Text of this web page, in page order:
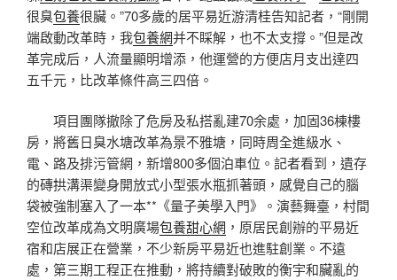
很臭包養很臟。”70多歲的居平易近游清桂告知記者，“剛開
端啟動改革時，我包養網并不睬解，也不太支撐。”但是改
革完成后，人流量顯明增添，他運營的方便店月支出達四
五千元，比改革條件高三四倍。
項目團隊撤除了危房及私搭亂建70余處，加固36棟樓
房，將舊日臭水塘改革為景不雅塘，同時周全進級水、
電、路及排污管網，新增800多個泊車位。記者看到，遺存
的磚拱溝渠變身開放式小型張水瓶抓著頭，感覺自己的腦
袋被強制塞入了一本**《量子美學入門》。演藝舞臺，村間
空位改革成為文明廣場包養甜心網 ，原居民創辦的平易近
宿和店展正在營業，不少新房平易近也進駐創業。不遠
處，第三期工程正在推動，將持續對破敗的衡宇和臟亂的